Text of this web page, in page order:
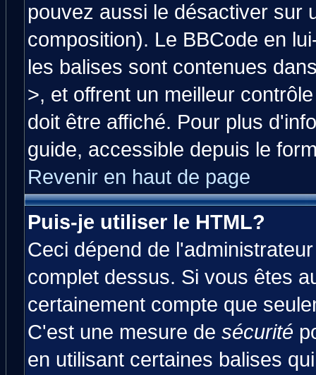
pouvez aussi le désactiver sur
composition). Le BBCode en
les balises sont contenues
>, et offrent un meilleur
doit être affiché. Pour plus
guide, accessible depuis le
Revenir en haut de page
Puis-je utiliser le HTML?
Ceci dépend de
complet dessus. Si vous êtes
certainement compte que
C'est une mesure de sécurité
en utilisant certaines balises